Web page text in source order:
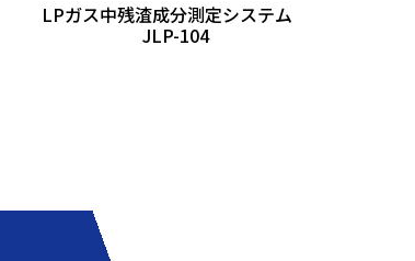
LPガス中残渣成分測定システム
JLP-104